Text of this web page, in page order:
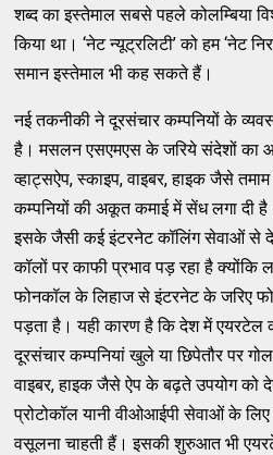
शब्द का इस्तेमाल सबसे पहले कोलम्बिया
किया था। ‘नेट न्यूट्रलिटी’ को हम ‘नेट
समान इस्तेमाल भी कह सकते हैं।
नई तकनीकी ने दूरसंचार कम्पनियों के
है। मसलन एसएमएस के जरिये संदेशों का
व्हाट्सऐप, स्काइप, वाइबर, हाइक जैसे
कम्पनियों की अकूत कमाई में सेंध लगा दी
इसके जैसी कई इंटरनेट कॉलिंग सेवाओं से
कॉलों पर काफी प्रभाव पड़ रहा है क्योंकि
फोनकॉल के लिहाज से इंटरनेट के जरिए
पड़ता है। यही कारण है कि देश में एयरटेल
दूरसंचार कम्पनियां खुले या छिपेतौर पर
वाइबर, हाइक जैसे ऐप के बढ़ते उपयोग
प्रोटोकॉल यानी वीओआईपी सेवाओं के
वसूलना चाहती हैं। इसकी शुरुआत भी